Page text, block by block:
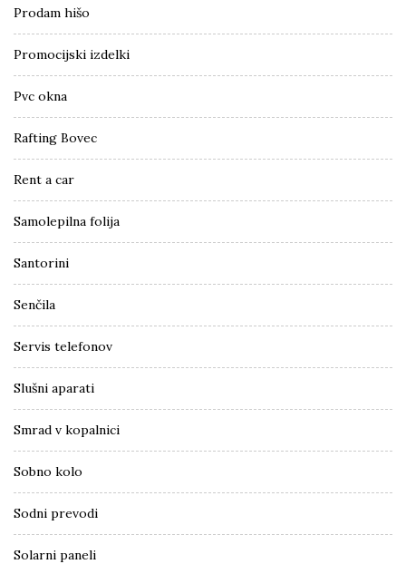
Prodam hišo
Promocijski izdelki
Pvc okna
Rafting Bovec
Rent a car
Samolepilna folija
Santorini
Senčila
Servis telefonov
Slušni aparati
Smrad v kopalnici
Sobno kolo
Sodni prevodi
Solarni paneli